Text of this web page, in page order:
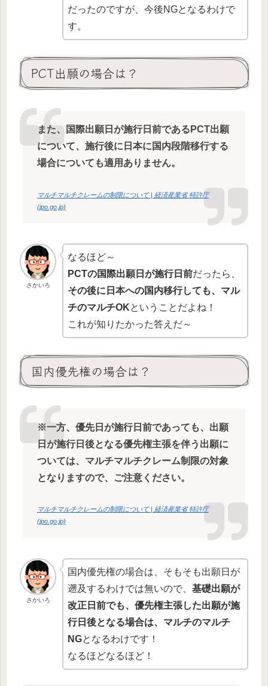
だったのですが、今後NGとなるわけで
す。
PCT出願の場合は？
また、国際出願日が施行日前であるPCT出願
について、施行後に日本に国内段階移行する
場合についても適用ありません。
マルチマルチクレームの制限について | 経済産業省 特許庁
(jpo.go.jp)
さかいろ
なるほど～
PCTの国際出願日が施行日前だったら、
その後に日本への国内移行しても、マル
チのマルチOKということだよね！
これが知りたかった答えだ～
国内優先権の場合は？
※一方、優先日が施行日前であっても、出願
日が施行日後となる優先権主張を伴う出願に
ついては、マルチマルチクレーム制限の対象
となりますので、ご注意ください。
マルチマルチクレームの制限について | 経済産業省 特許庁
(jpo.go.jp)
さかいろ
国内優先権の場合は、そもそも出願日が
遡及するわけでは無いので、基礎出願が
改正日前でも、優先権主張した出願が施
行日後となる場合は、マルチのマルチ
NGとなるわけです！
なるほどなるほど！